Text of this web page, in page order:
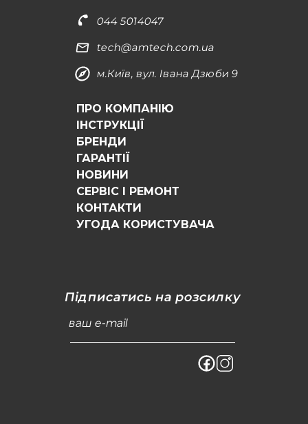
044 5014047
tech@amtech.com.ua
м.Київ, вул. Івана Дзюби 9
ПРО КОМПАНІЮ
ІНСТРУКЦІЇ
БРЕНДИ
ГАРАНТІЇ
НОВИНИ
СЕРВІС І РЕМОНТ
КОНТАКТИ
УГОДА КОРИСТУВАЧА
Підписатись на розсилку
ваш e-mail